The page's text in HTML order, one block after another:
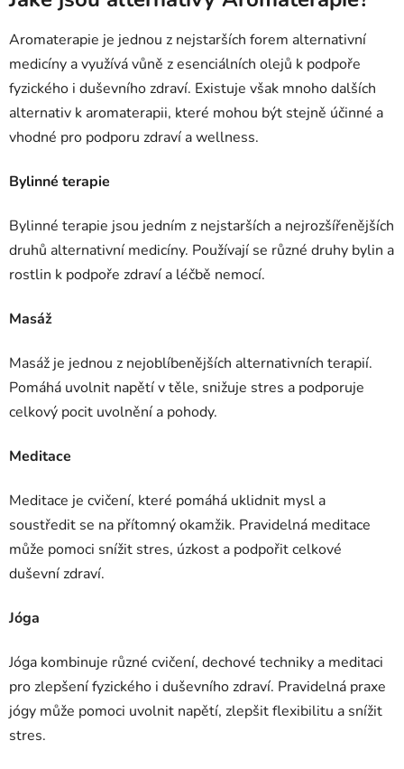
Aromaterapie je jednou z nejstarších forem alternativní
medicíny a využívá vůně z esenciálních olejů k podpoře
fyzického i duševního zdraví. Existuje však mnoho dalších
alternativ k aromaterapii, které mohou být stejně účinné a
vhodné pro podporu zdraví a wellness.
Bylinné terapie
Bylinné terapie jsou jedním z nejstarších a nejrozšířenějších
druhů alternativní medicíny. Používají se různé druhy bylin a
rostlin k podpoře zdraví a léčbě nemocí.
Masáž
Masáž je jednou z nejoblíbenějších alternativních terapií.
Pomáhá uvolnit napětí v těle, snižuje stres a podporuje
celkový pocit uvolnění a pohody.
Meditace
Meditace je cvičení, které pomáhá uklidnit mysl a
soustředit se na přítomný okamžik. Pravidelná meditace
může pomoci snížit stres, úzkost a podpořit celkové
duševní zdraví.
Jóga
Jóga kombinuje různé cvičení, dechové techniky a meditaci
pro zlepšení fyzického i duševního zdraví. Pravidelná praxe
jógy může pomoci uvolnit napětí, zlepšit flexibilitu a snížit
stres.